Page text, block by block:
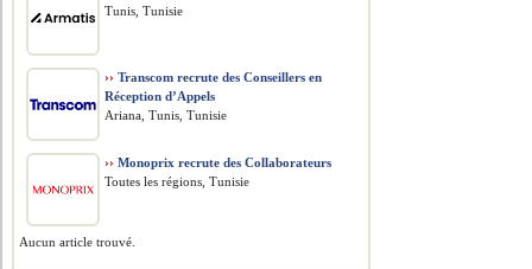
Tunis, Tunisie
›› Transcom recrute des Conseillers en
Réception d’Appels
Ariana, Tunis, Tunisie
›› Monoprix recrute des Collaborateurs
Toutes les régions, Tunisie
Aucun article trouvé.